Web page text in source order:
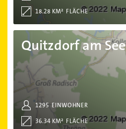
FLÄCHE
18.28 KM²
Quitzdorf am See
EINWOHNER
1295
FLÄCHE
36.34 KM²
Quitzdorf am See